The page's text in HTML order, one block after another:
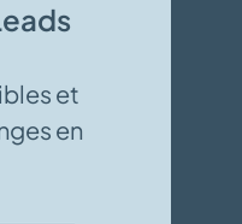
et
en